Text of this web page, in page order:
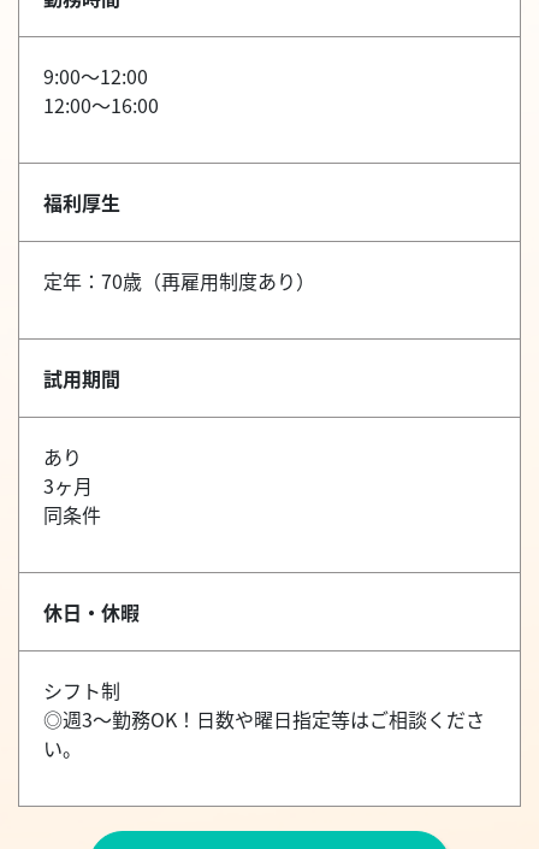
9:00～12:00
12:00～16:00
福利厚生
定年：70歳（再雇用制度あり）
試用期間
あり
3ヶ月
同条件
休日・休暇
シフト制
◎週3～勤務OK！日数や曜日指定等はご相談くださ
い。